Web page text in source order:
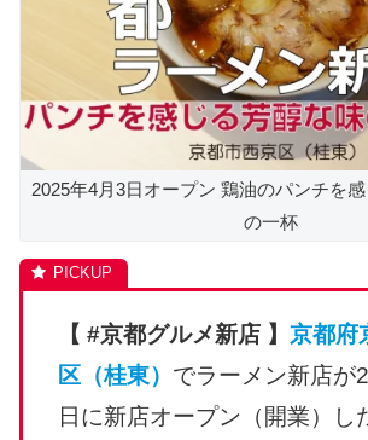
2025年4月3日オープン 鶏油のパンチを
の一杯
【 #京都グルメ新店 】 京都府
区（桂東） でラーメン新店が
日に新店オープン（開業）し